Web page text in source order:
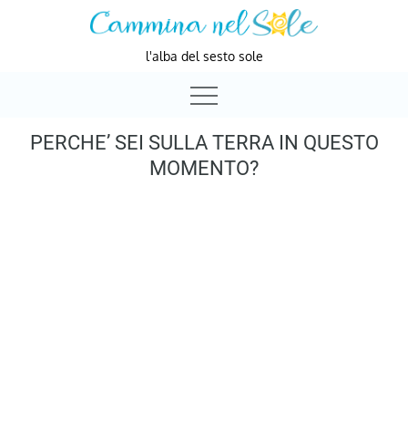
l'alba del sesto sole
PERCHE’ SEI SULLA TERRA IN QUESTO
MOMENTO?